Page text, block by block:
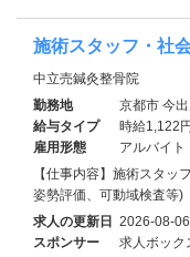
施術スタッフ・社
中立売鍼灸整骨院
勤務地
京都市 今
給与タイプ
時給1,122
雇用形態
アルバイト
【仕事内容】施術スタッ
姿勢評価、可動域検査等)
求人の更新日 2026-08-06
スポンサー
求人ボック